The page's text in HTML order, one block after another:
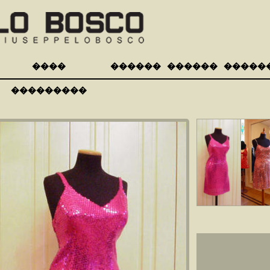
����
���������
������ ������